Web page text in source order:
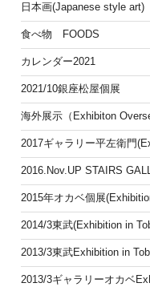
日本画(Japanese style art)
食べ物 FOODS
カレンダー2021
2021/10銀座松屋個展
海外展示（Exhibiton
2017ギャラリー平左衛門
2016.Nov.UP STAIRS
2015年オカベ個展
2014/3東武(Exhibition in
2013/3東武Exhibition in
2013/3ギャラリーオカベ